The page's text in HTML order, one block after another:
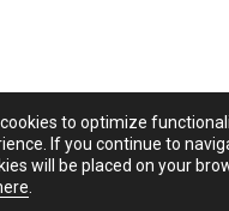
to optimize
If you continue to
will be placed on your